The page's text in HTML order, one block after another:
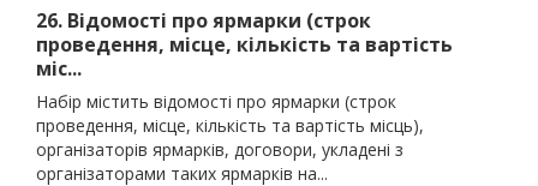
26. Відомості про ярмарки (строк
проведення, місце, кількість та вартість
міс...
Набір містить відомості про ярмарки (строк
проведення, місце, кількість та вартість місць),
організаторів ярмарків, договори, укладені з
організаторами таких ярмарків на...